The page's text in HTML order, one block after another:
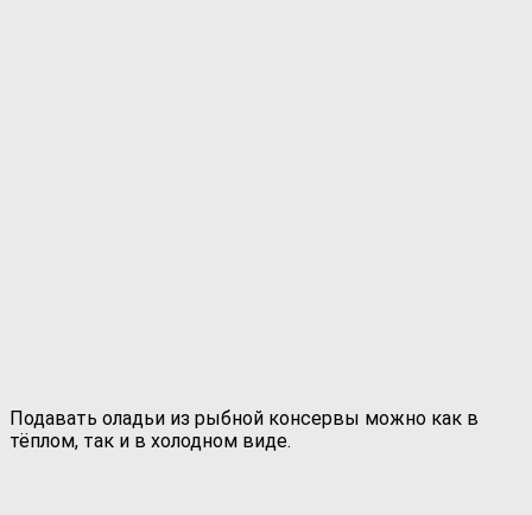
Подавать оладьи из рыбной консервы можно как в
тёплом, так и в холодном виде.